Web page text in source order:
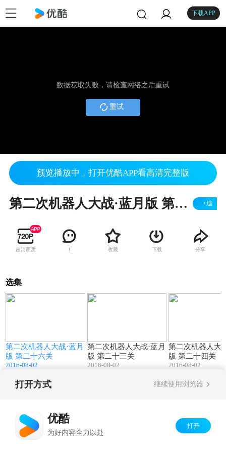
下载APP
数据获取失败，请检查网络之后重试
重试
预览播放中，打开优酷APP看高清完整版
第二次机器人大战·蓝月版 第二十六关 +追
超清画质 1 收藏 下载 分享
选集
第二次机器人大战·蓝月
版 第二十六关
2016-08-02
第二次机器人大战·蓝月
版 第二十三关
2016-08-02
第二次机器人大
版 第二十四关
2016-08-02
打开方式 继续使用浏览器
优酷
为好内容全力以赴
打开